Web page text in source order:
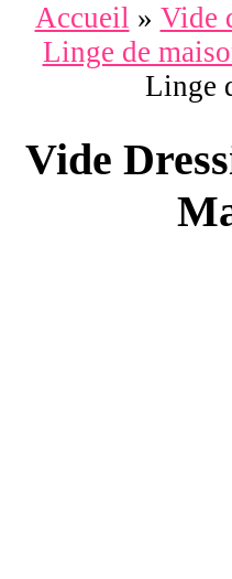
Accueil » Vide
Linge de
Linge
Vide